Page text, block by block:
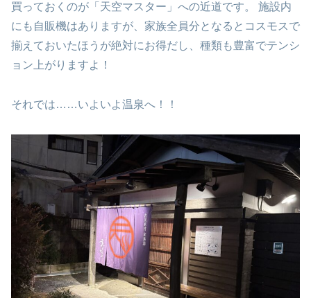
買っておくのが「天空マスター」への近道です。 施設内
にも自販機はありますが、家族全員分となるとコスモスで
揃えておいたほうが絶対にお得だし、種類も豊富でテンシ
ョン上がりますよ！
それでは……いよいよ温泉へ！！